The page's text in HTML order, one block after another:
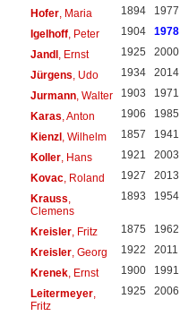
Hofer, Maria 1894 1977
Igelhoff, Peter 1904 1978
Jandl, Ernst 1925 2000
Jürgens , Udo 1934 2014
Jurmann, Walter 1903 1971
Karas , Anton 1906 1985
Kienzl, Wilhelm 1857 1941
Koller, Hans 1921 2003
Kovac, Roland 1927 2013
Krauss
Clemens
1893 1954
Kreisler, Fritz 1875 1962
Kreisler, Georg 1922 2011
Krenek, Ernst 1900 1991
Leitermeyer,
Fritz
1925 2006